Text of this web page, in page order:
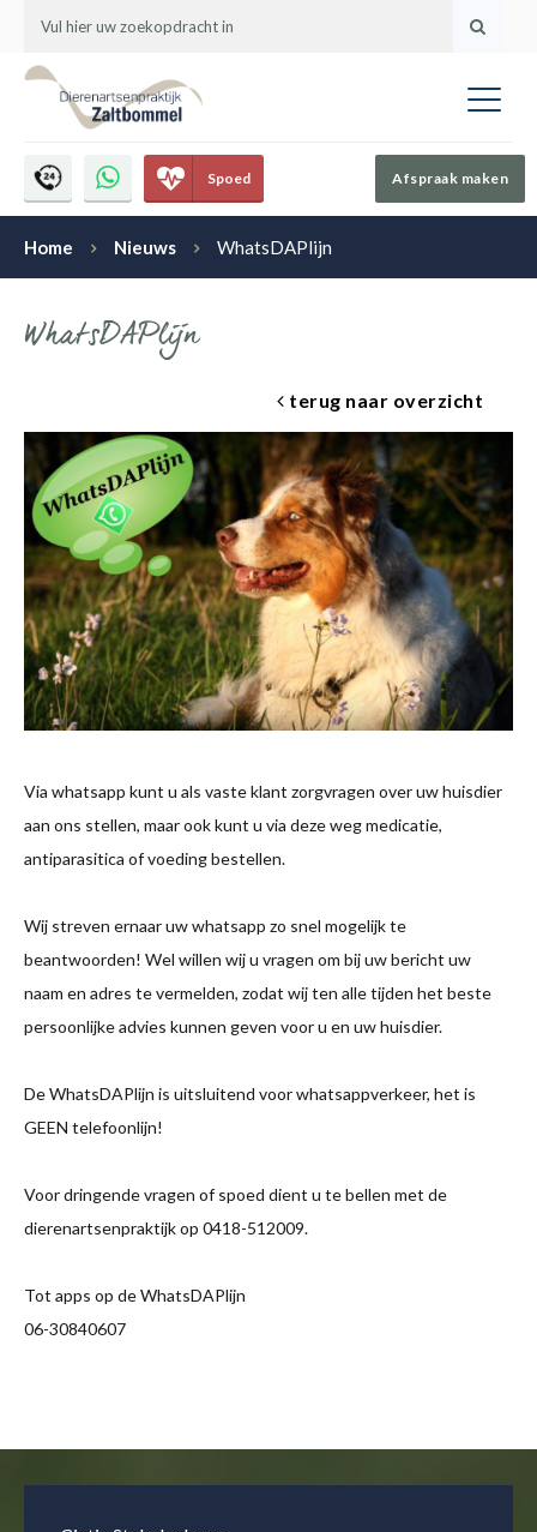
Afspraak maken
Spoed
Home Nieuws WhatsDAPlijn
WhatsDAPlijn
terug naar overzicht
Via whatsapp kunt u als vaste klant zorgvragen over uw huisdier
aan ons stellen, maar ook kunt u via deze weg medicatie,
antiparasitica of voeding bestellen.
Wij streven ernaar uw whatsapp zo snel mogelijk te
beantwoorden! Wel willen wij u vragen om bij uw bericht uw
naam en adres te vermelden, zodat wij ten alle tijden het beste
persoonlijke advies kunnen geven voor u en uw huisdier.
De WhatsDAPlijn is uitsluitend voor whatsappverkeer, het is
GEEN telefoonlijn!
Voor dringende vragen of spoed dient u te bellen met de
dierenartsenpraktijk op 0418-512009.
Tot apps op de WhatsDAPlijn
06-30840607